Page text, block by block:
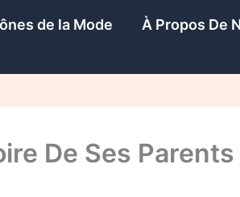
de la Mode
À Propos De
De Ses Parents